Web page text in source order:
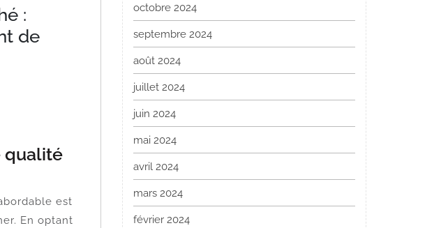
:
de
qualité
est
En optant
octobre 2024
septembre 2024
août 2024
juillet 2024
juin 2024
mai 2024
avril 2024
mars 2024
février 2024